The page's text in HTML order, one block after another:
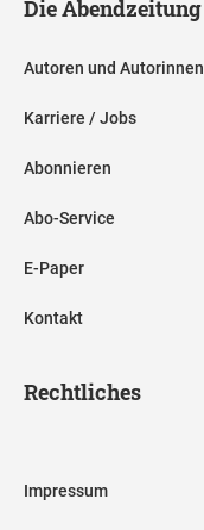
Die Abendzeitung
Autoren und Autorinnen
Karriere / Jobs
Abonnieren
Abo-Service
E-Paper
Kontakt
Rechtliches
Impressum